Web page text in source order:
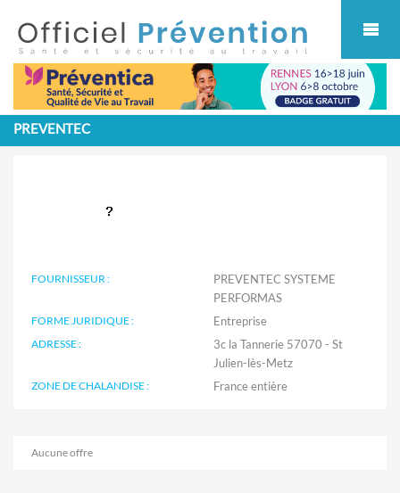
PREVENTEC
FOURNISSEUR :
PREVENTEC SYSTEME
PERFORMAS
FORME JURIDIQUE : Entreprise
ADRESSE :
3c la Tannerie 57070 - St
Julien-lès-Metz
ZONE DE CHALANDISE :
Aucune offre